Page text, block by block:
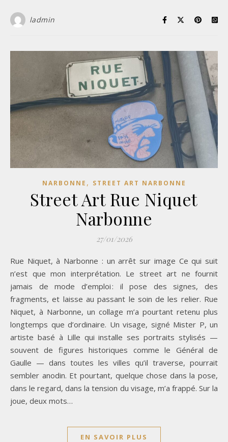
ladmin
NARBONNE , STREET ART NARBONNE
Street Art Rue Niquet
Narbonne
27/01/2026
Rue Niquet, à Narbonne : un arrêt sur image Ce qui suit
n’est que mon interprétation. Le street art ne fournit
jamais de mode d’emploi : il pose des signes, des
fragments, et laisse au passant le soin de les relier. Rue
Niquet, à Narbonne, un collage m’a pourtant retenu plus
longtemps que d’ordinaire. Un visage, signé Mister P, un
artiste basé à Lille qui installe ses portraits stylisés —
souvent de figures historiques comme le Général de
Gaulle — dans toutes les villes qu’il traverse, pourrait
sembler anodin. Et pourtant, quelque chose dans la pose,
dans le regard, dans la tension du visage, m’a frappé. Sur la
joue, deux mots…
EN SAVOIR PLUS